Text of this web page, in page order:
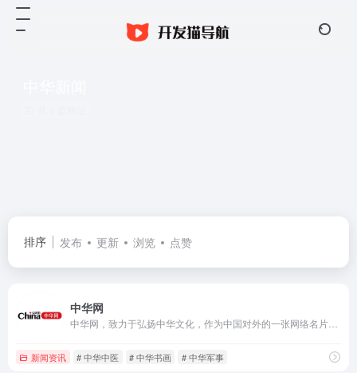
排序 发布 更新 浏览 点赞
中华网
新闻资讯 # 中华中医 # 中华书画 # 中华军事